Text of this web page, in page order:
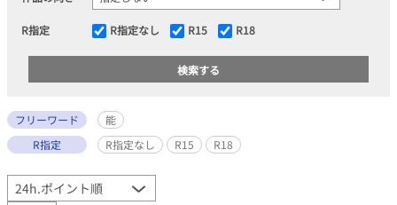
R指定 R指定なし R15 R18
フリーワード
能
R指定
R指定なし R15 R18